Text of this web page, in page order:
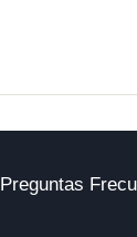
Preguntas